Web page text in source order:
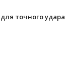
точного удара